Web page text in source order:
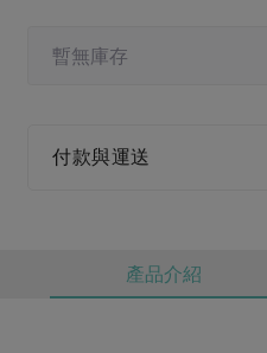
最新產品
高麗菜海鮮煎餅
媒體報導
地區活動
暫無庫存
付款與運送
產品介紹